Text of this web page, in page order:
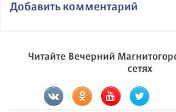
Добавить комментарий
Читайте Вечерний
сетях